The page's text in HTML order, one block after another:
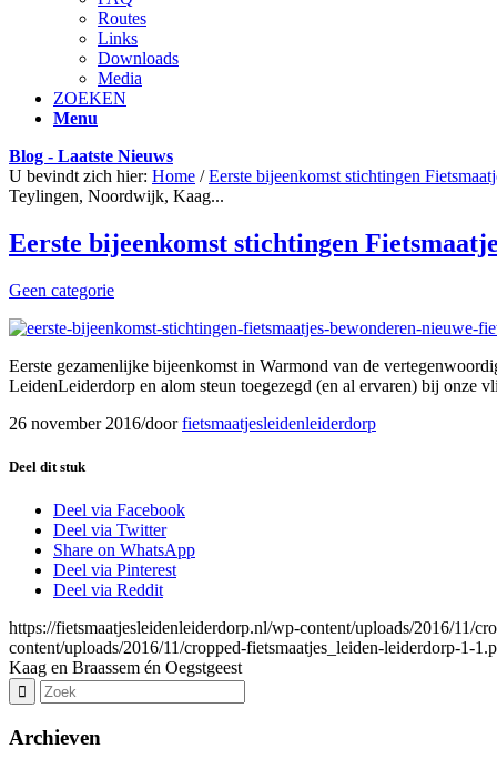
Routes
Links
Downloads
Media
ZOEKEN
Menu
Blog - Laatste Nieuws
U bevindt zich hier: Home / Eerste bijeenkomst stichtingen
Teylingen, Noordwijk, Kaag...
Eerste bijeenkomst stichtingen
Geen categorie
Eerste gezamenlijke bijeenkomst in Warmond van de
LeidenLeiderdorp en alom steun toegezegd (en al ervaren) bij onze
26 november 2016/doorfietsmaatjesleidenleiderdorp
Deel dit stuk
Deel via Facebook
Deel via Twitter
Share on WhatsApp
Deel via Pinterest
Deel via Reddit
https://fietsmaatjesleidenleiderdorp.nl/wp-content/uploads/2016/11/
content/uploads/2016/11/cropped-fietsmaatjes_leiden-leiderdorp-1-
Kaag en Braassem én Oegstgeest
Archieven